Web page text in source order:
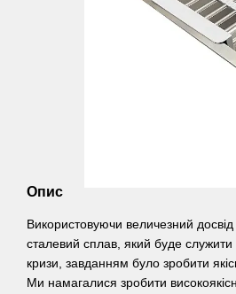
Опис
Використовуючи величезний
сталевий сплав, який буде
кризи, завданням було зробити
Ми намагалися зробити